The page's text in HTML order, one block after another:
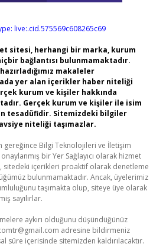
live:.cid.575569c608265c69
sitesi, herhangi bir marka, kurum
bağlantısı bulunmamaktadır.
makaleler
yer alan içerikler haber niteliği
kurum ve kişiler hakkında
Gerçek kurum ve kişiler ile isim
tesadüfidir. Sitemizdeki bilgiler
niteliği taşımazlar.
gereğince Bilgi Teknolojileri ve İletişim
bir Yer Sağlayıcı olarak hizmet
sitedeki içerikleri proaktif olarak denetleme
bulunmamaktadır. Ancak, üyelerimiz
taşımakta olup, siteye üye olarak
sayılırlar.
aykırı olduğunu düşündüğünüz
adresine bildirmeniz
süre içerisinde sitemizden kaldırılacaktır.